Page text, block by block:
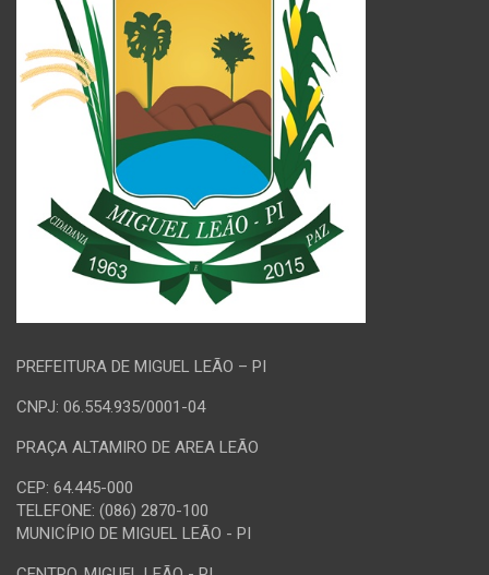
PREFEITURA DE MIGUEL LEÃO – PI
CNPJ: 06.554.935/0001-04
PRAÇA ALTAMIRO DE AREA LEÃO
CEP: 64.445-000
TELEFONE: (086) 2870-100
MUNICÍPIO DE MIGUEL LEÃO - PI